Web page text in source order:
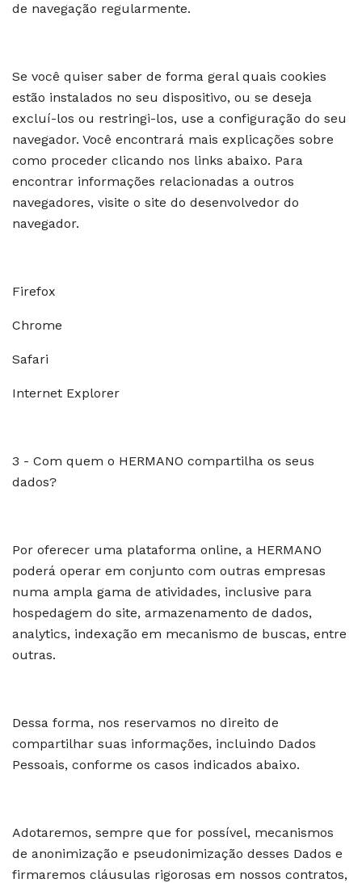
de navegação regularmente.
Se você quiser saber de forma geral quais cookies
estão instalados no seu dispositivo, ou se deseja
excluí-los ou restringi-los, use a configuração do seu
navegador. Você encontrará mais explicações sobre
como proceder clicando nos links abaixo. Para
encontrar informações relacionadas a outros
navegadores, visite o site do desenvolvedor do
navegador.
Firefox
Chrome
Safari
Internet Explorer
3 - Com quem o HERMANO compartilha os seus
dados?
Por oferecer uma plataforma online, a HERMANO
poderá operar em conjunto com outras empresas
numa ampla gama de atividades, inclusive para
hospedagem do site, armazenamento de dados,
analytics, indexação em mecanismo de buscas, entre
outras.
Dessa forma, nos reservamos no direito de
compartilhar suas informações, incluindo Dados
Pessoais, conforme os casos indicados abaixo.
Adotaremos, sempre que for possível, mecanismos
de anonimização e pseudonimização desses Dados e
firmaremos cláusulas rigorosas em nossos contratos,